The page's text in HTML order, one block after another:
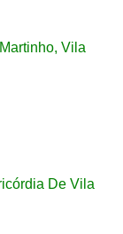
Vila
De Vila